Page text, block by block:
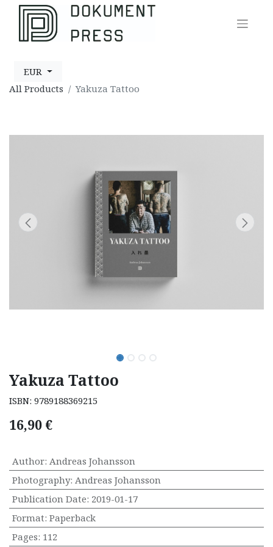
EUR
All Products
Yakuza Tattoo
Yakuza Tattoo
ISBN: 9789188369215
16,90€
Author: Andreas Johansson
Photography: Andreas Johansson
Publication Date: 2019-01-17
Format: Paperback
Pages: 112